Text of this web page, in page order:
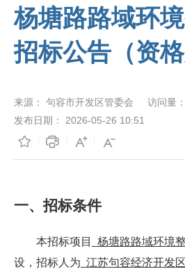
杨塘路路域环
招标公告（资格
来源： 句容市开发区管委会 访问量：
发布日期：
2026-05-26 10:51
一、招标条件
本招标项目 杨塘路路域环境
设，招标人为 江苏句容经济开发